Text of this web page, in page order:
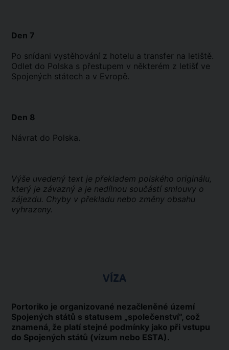
Den 7
Po snídani vystěhování z hotelu a transfer na letiště.
Odlet do Polska s přestupem v některém z letišť ve
Spojených státech a v Evropě.
Den 8
Návrat do Polska.
Výše uvedený text je překladem polského originálu,
který je závazný a je nedílnou součástí smlouvy o
zájezdu. Chyby v překladu nebo změny obsahu
vyhrazeny.
VÍZA
Portoriko je organizované nezačleněné území
Spojených států s statusem „společenství“, což
znamená, že platí stejné podmínky jako při vstupu
do Spojených států (vízum nebo ESTA).